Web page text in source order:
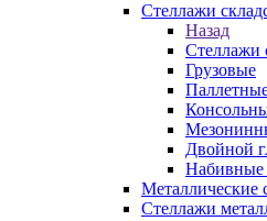
Стеллажи
Назад
Стеллажи
Грузовые
Двойной
Набивные
Металлические
Стеллажи